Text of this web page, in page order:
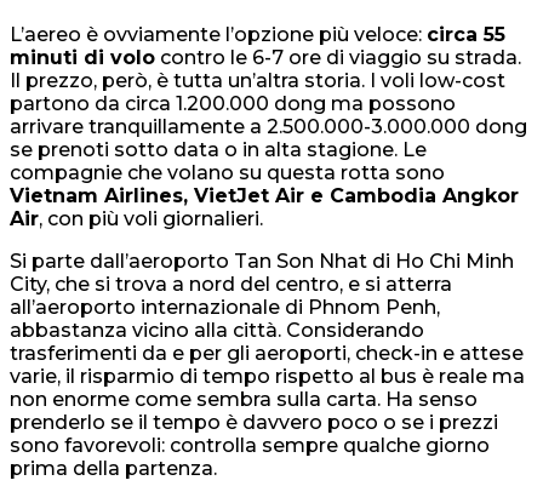
L’aereo è ovviamente l’opzione più veloce: circa 55
minuti di volo contro le 6-7 ore di viaggio su strada.
Il prezzo, però, è tutta un’altra storia. I voli low-cost
partono da circa 1.200.000 dong ma possono
arrivare tranquillamente a 2.500.000-3.000.000 dong
se prenoti sotto data o in alta stagione. Le
compagnie che volano su questa rotta sono
Vietnam Airlines, VietJet Air e Cambodia Angkor
Air, con più voli giornalieri.
Si parte dall’aeroporto Tan Son Nhat di Ho Chi Minh
City, che si trova a nord del centro, e si atterra
all’aeroporto internazionale di Phnom Penh,
abbastanza vicino alla città. Considerando
trasferimenti da e per gli aeroporti, check-in e attese
varie, il risparmio di tempo rispetto al bus è reale ma
non enorme come sembra sulla carta. Ha senso
prenderlo se il tempo è davvero poco o se i prezzi
sono favorevoli: controlla sempre qualche giorno
prima della partenza.